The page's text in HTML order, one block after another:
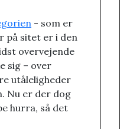
- som er
på sitet er i den
overvejende
sig – over
utåleligheder
Nu er der dog
hurra, så det